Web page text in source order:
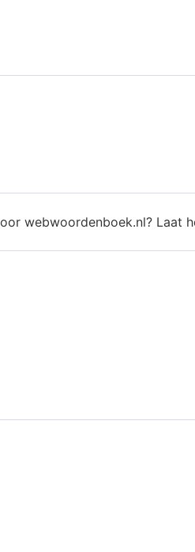
webwoordenboek.nl? Laat